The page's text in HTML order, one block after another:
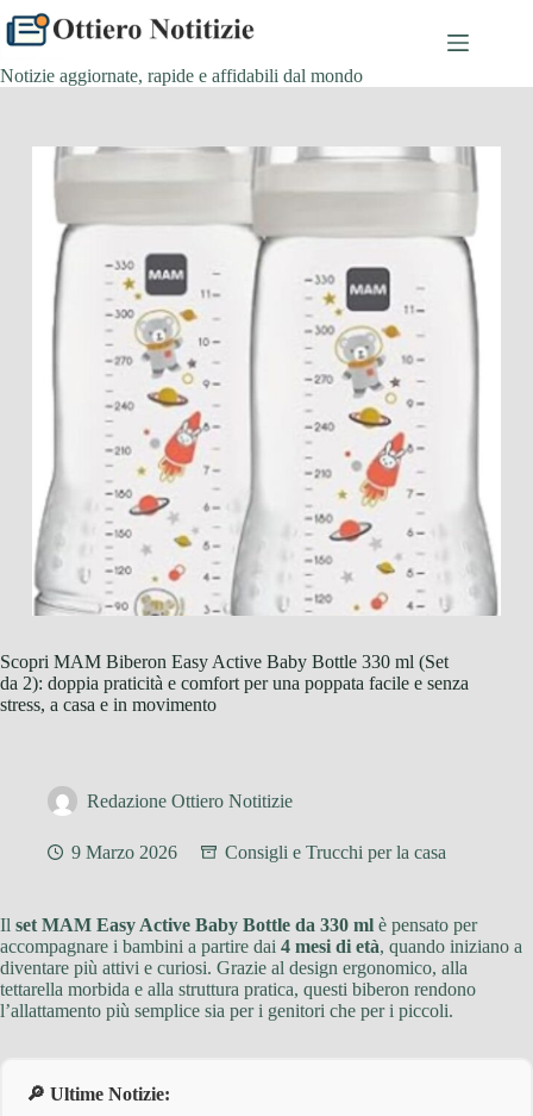
al
contenuto
Notizie aggiornate, rapide e affidabili dal mondo
Scopri MAM Biberon Easy Active Baby Bottle 330 ml (Set
da 2): doppia praticità e comfort per una poppata facile e senza
stress, a casa e in movimento
Redazione Ottiero Notitizie
9 Marzo 2026 Consigli e Trucchi per la casa
Il set MAM Easy Active Baby Bottle da 330 ml è pensato per
accompagnare i bambini a partire dai 4 mesi di età, quando iniziano a
diventare più attivi e curiosi. Grazie al design ergonomico, alla
tettarella morbida e alla struttura pratica, questi biberon rendono
l’allattamento più semplice sia per i genitori che per i piccoli.
🔎 Ultime Notizie: